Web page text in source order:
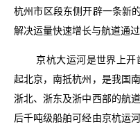
杭州市区段东侧开辟一条新
解决运量快速增长与航道通过
京杭大运河是世界上
起北京，南抵杭州，是我国
浙北、浙东及浙中西部的航
后千吨级船舶可经由京杭运